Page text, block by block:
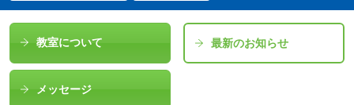
教室について 最新のお知らせ
メッセージ